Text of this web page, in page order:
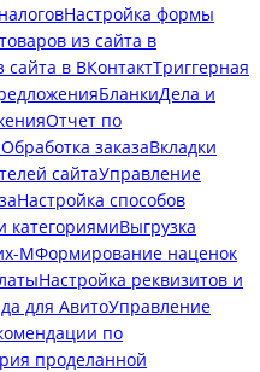
Настройка формы
из сайта в
сайта в ВКонтактТриггерная
БланкиДела и
Отчет по
Обработка заказаВкладки
сайтаУправление
Настройка способов
категориямиВыгрузка
МФормирование наценок
Настройка реквизитов и
для АвитоУправление
по
проделанной